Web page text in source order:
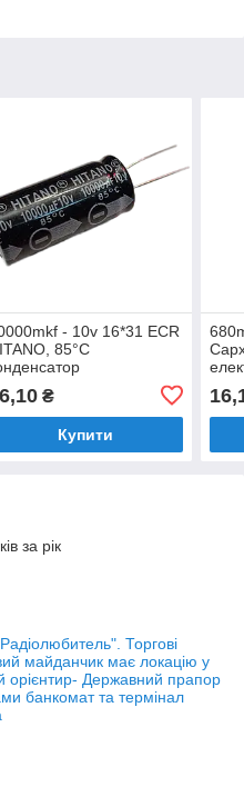
- 10v 16*31 ECR
85°C
₴
Купити
за рік
Торгові
майданчик має локацію у
орієнтир- Державний прапор
банкомат та термінал